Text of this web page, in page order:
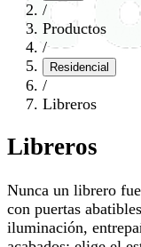
/
Productos
/
Residencial
/
Libreros
Libreros
Nunca un librero
con puertas
iluminación,